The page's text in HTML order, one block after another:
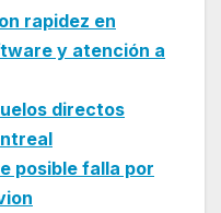
rapidez en
y atención a
directos
posible falla por